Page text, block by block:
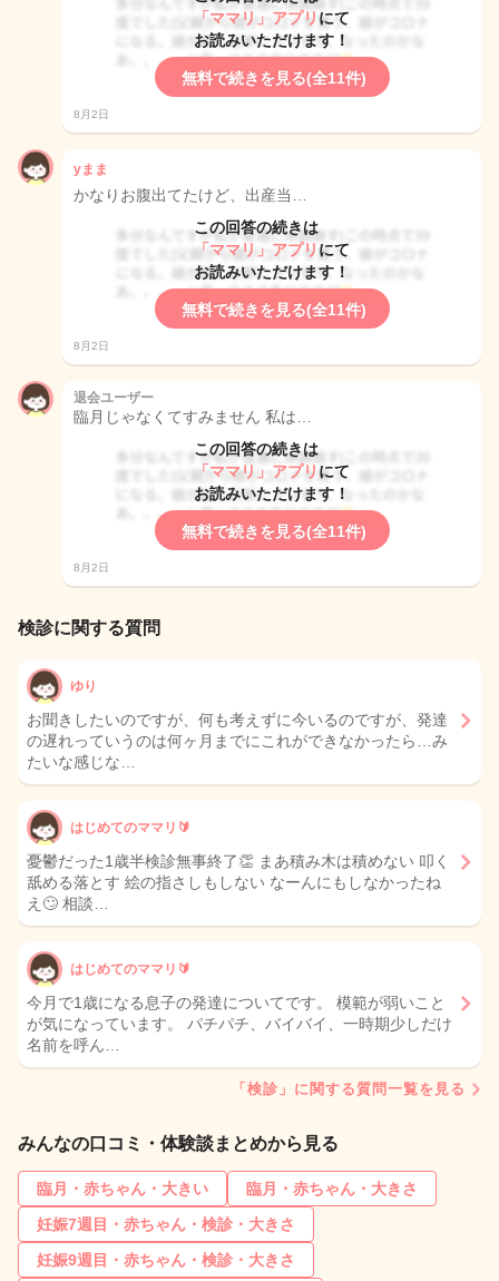
「ママリ」アプリ にて
お読みいただけます！
無料で続きを見る(全11件)
8月2日
yまま
かなりお腹出てたけど、出産当…
この回答の続きは
「ママリ」アプリ にて
お読みいただけます！
無料で続きを見る(全11件)
8月2日
退会ユーザー
臨月じゃなくてすみません 私は…
この回答の続きは
「ママリ」アプリ にて
お読みいただけます！
無料で続きを見る(全11件)
8月2日
検診に関する質問
ゆり
お聞きしたいのですが、何も考えずに今いるのですが、発達
の遅れっていうのは何ヶ月までにこれができなかったら…み
たいな感じな…
はじめてのママリ🔰
憂鬱だった1歳半検診無事終了👏 まあ積み木は積めない 叩く
舐める落とす 絵の指さしもしない なーんにもしなかったね
え🙄 相談…
はじめてのママリ🔰
今月で1歳になる息子の発達についてです。 模範が弱いこと
が気になっています。 パチパチ、バイバイ、一時期少しだけ
名前を呼ん…
「検診」に関する質問一覧を見る
みんなの口コミ・体験談まとめから見る
臨月・赤ちゃん・大きい
臨月・赤ちゃん・大きさ
妊娠7週目・赤ちゃん・検診・大きさ
妊娠9週目・赤ちゃん・検診・大きさ